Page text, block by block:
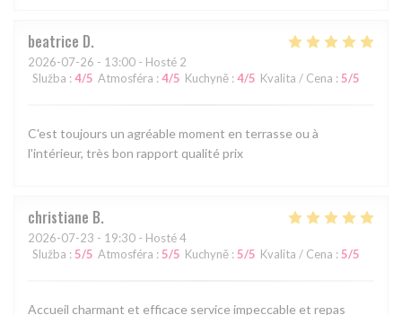
beatrice D
2026-07-26 - 13:00 - Hosté 2
Služba : 4/5 Atmosféra : 4/5 Kuchyně : 4/5 Kvalita / Cena : 5/5
C'est toujours un agréable moment en terrasse ou à
l'intérieur, très bon rapport qualité prix
christiane B
2026-07-23 - 19:30 - Hosté 4
Služba : 5/5 Atmosféra : 5/5 Kuchyně : 5/5 Kvalita / Cena : 5/5
Accueil charmant et efficace service impeccable et repas